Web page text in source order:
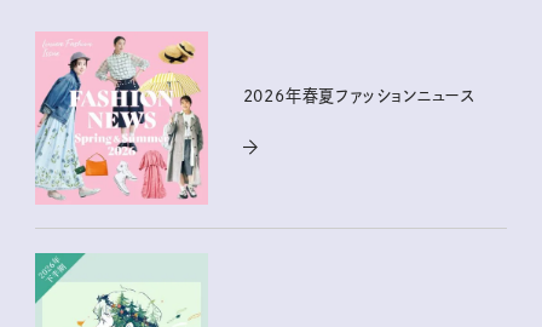
2026年春夏ファッションニュース